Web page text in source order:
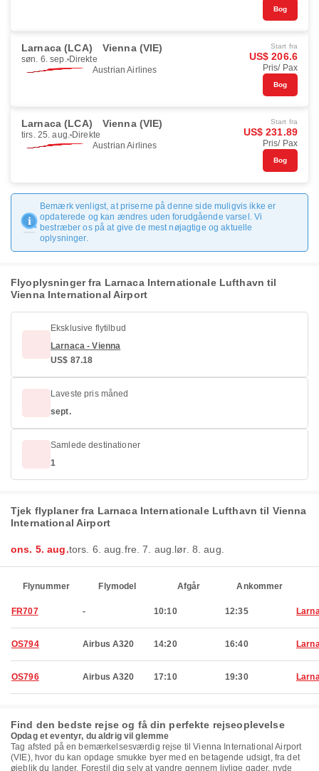
Bog
Larnaca (LCA) Vienna (VIE)
søn. 6. sep. Direkte
Austrian Airlines
Start fra
US$ 206.6
Pris/ Pax
Bog
Larnaca (LCA) Vienna (VIE)
tirs. 25. aug. Direkte
Austrian Airlines
Start fra
US$ 231.89
Pris/ Pax
Bog
Bemærk venligst, at priserne på denne side muligvis ikke er
opdaterede og kan ændres uden forudgående varsel. Vi
bestræber os på at give de mest nøjagtige og aktuelle
oplysninger.
Flyoplysninger fra Larnaca Internationale Lufthavn til
Vienna International Airport
Eksklusive flytilbud
Larnaca - Vienna
US$ 87.18
Laveste pris måned
sept.
Samlede destinationer
1
Tjek flyplaner fra Larnaca Internationale Lufthavn til Vienna
International Airport
ons. 5. aug.tors. 6. aug. fre. 7. aug. lør. 8. aug.
Flynummer Flymodel Afgår Ankommer
FR707 - 10:10 12:35
OS794 Airbus A320 14:20 16:40
OS796 Airbus A320 17:10 19:30
Find den bedste rejse og få din perfekte rejseoplevelse
Opdag et eventyr, du aldrig vil glemme
Tag afsted på en bemærkelsesværdig rejse til Vienna International Airport
(VIE), hvor du kan opdage smukke byer med en betagende udsigt, fra det
øjeblik du lander. Forestil dig selv at vandre gennem livlige gader, nyde